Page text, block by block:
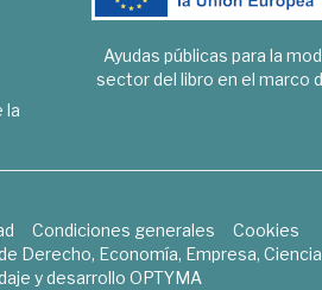
la
Ayudas públicas para la
sector del libro en el marco
Condiciones generales
Cookies
Derecho, Economía, Empresa,
y desarrollo OPTYMA